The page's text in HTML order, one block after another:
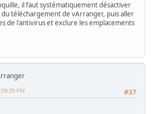
il faut systématiquement désactiver
téléchargement de vArranger, puis aller
de l'antivirus et exclure les emplacements
#37
PM